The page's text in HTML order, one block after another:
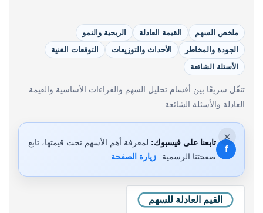
ملخص السهم القيمة العادلة
الربحية والنمو
الجودة والمخاطر
الأحداث والتوزيعات
التوقعات الفنية
الأسئلة الشائعة
تنقّل سريعًا بين أقسام تحليل السهم والقراءات الأساسية والقيمة
العادلة والأسئلة الشائعة.
×
f
تابعنا على فيسبوك: لمعرفة أهم الأسهم تحت قيمتها، تابع
صفحتنا الرسمية
زيارة الصفحة
القيم العادلة للسهم